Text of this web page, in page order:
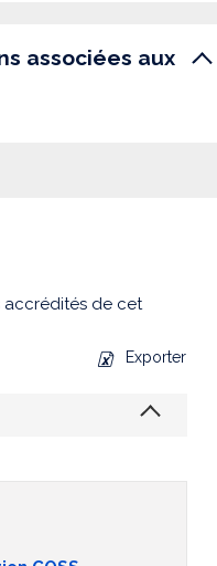
associées aux
accrédités de cet
Exporter